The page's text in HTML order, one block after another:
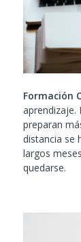
Formación
aprendizaje.
preparan
distancia se
largos
quedarse.